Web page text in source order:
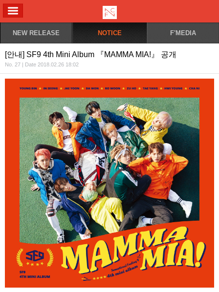
NEW RELEASE NOTICE F'MEDIA
[안내] SF9 4th Mini Album 『MAMMA MIA!』 공개
No. 27 | Date 2018.02.26 18:02